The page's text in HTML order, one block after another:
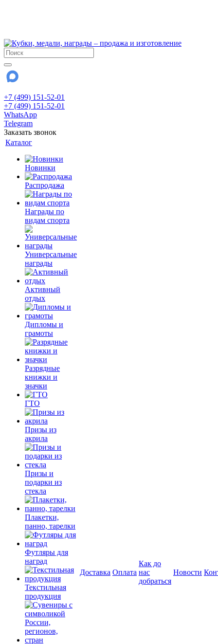
+7 (499) 151-52-01
+7 (499) 151-52-01
WhatsApp
Telegram
Заказать звонок
Каталог
Новинки
Распродажа
Награды по
видам спорта
Универсальные
награды
Активный
отдых
Дипломы и
грамоты
Разрядные
книжки и
значки
ГТО
Призы из
акрила
Призы и
подарки из
стекла
Плакетки,
панно, тарелки
Футляры для
наград
Текстильная
продукция
Доставка Оплата
Как до
нас
добраться
Новости